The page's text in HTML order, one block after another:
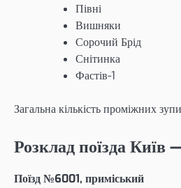
Півні
Вишняки
Сорочий Брід
Снітинка
Фастів-1
Загальна кількість проміжних
Розклад поїзда Київ
Поїзд №6001, приміський